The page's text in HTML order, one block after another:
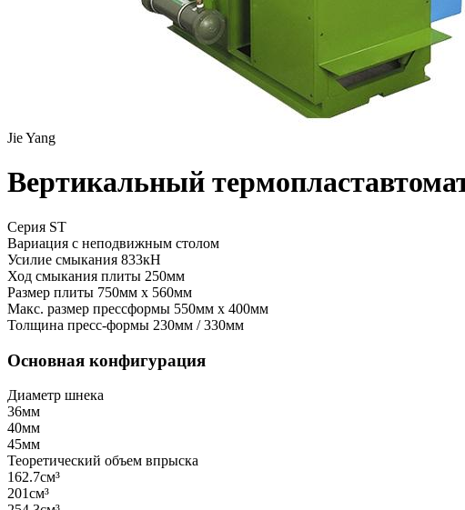
Jie Yang
Вертикальный
Серия ST
Вариация с неподвижным столом
Усилие смыкания 833кН
Ход смыкания плиты 250мм
Размер плиты 750мм x 560мм
Макс. размер прессформы 550мм x 400мм
Толщина пресс-формы 230мм / 330мм
Основная конфигурация
Диаметр шнека
36мм
40мм
45мм
Теоретический объем впрыска
162.7см³
201см³